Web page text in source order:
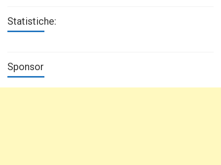
Statistiche:
Sponsor